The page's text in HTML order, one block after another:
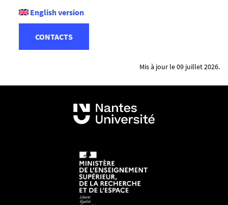
English version
CONTACTS
Mis à jour le 09 juillet 2026.